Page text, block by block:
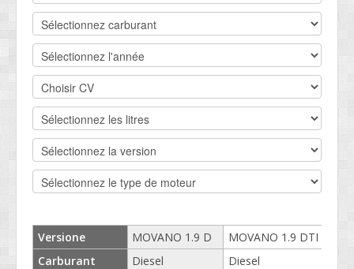
SOCIETÉ
SERVICE CLIENTS
CONDITIONS
Versione
Carburant
MOVANO 1.9 D
Diesel
MOVANO 1.9 DTI
Diesel